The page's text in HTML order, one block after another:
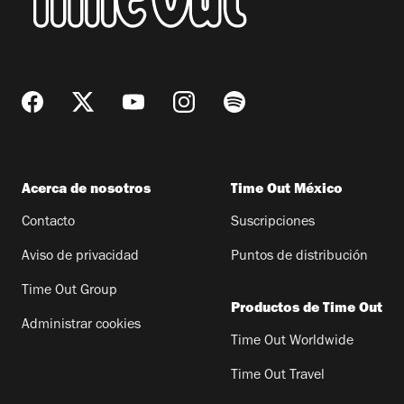
Acerca de nosotros
Contacto
Aviso de privacidad
Time Out Group
Administrar cookies
Time Out México
Suscripciones
Puntos de distribución
Productos de Time Out
Time Out Worldwide
Time Out Travel